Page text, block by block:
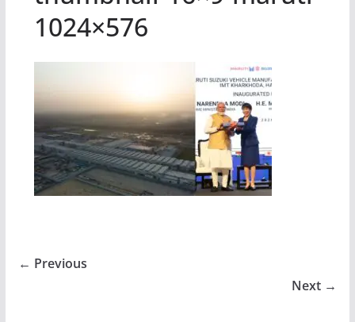
1024×576
← Previous
Next →